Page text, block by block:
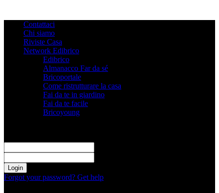
Contattaci
Chi siamo
Riviste Casa
Network Edibrico
Edibrico
Almanacco Far da sé
Bricoportale
Come ristrutturare la casa
Fai da te in giardino
Fai da te facile
Bricoyoung
Forgot your password? Get help